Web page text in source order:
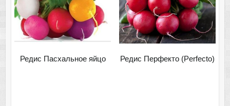
Редис Пасхальное яйцо Редис Перфекто (Perfecto)